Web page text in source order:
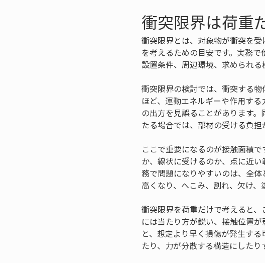
衝突限界は荷重
衝突限界とは、対象物が衝突を
を考えるための目安です。実務
設置条件、周辺環境、求められる
衝突限界の検討では、衝突する
ほど、運動エネルギーや作用す
の出方を見誤ることがあります
たる場合では、部材の受ける負担
ここで重要になるのが接触面積
か、線状に受けるのか、点に近
務で問題になりやすいのは、全
高くなり、へこみ、割れ、欠け、
衝突限界を荷重だけで考えると
には当たり方が鋭い、接触位置
と、想定より早く損傷が発生す
たり、力が分散する構造にした